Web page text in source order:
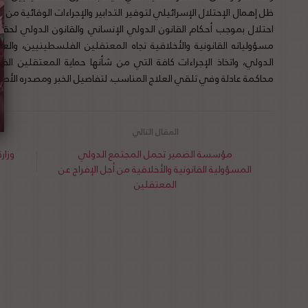
ظل إهمال الإحتلال الإسرائيلي لتوفير التدابير والإجراءات الوقائية
احتلال بموجب أحكام القانون الدولي الإنساني والقانون الدولي
مسؤولياته القانونية والأخلاقية تجاه المعتقلين الفلسطينيين،
الدولي، واتخاذ الإجراءات كافة التي من شأنها حماية
محاكمة عادلة وفي تلقي العلاج المناسب. لتفاصيل الخبر ومصدره
مؤسسة الضمير تحمل المجتمع الدولي
المسؤولية القانونية والأخلاقية من أجل الإفراج عن
المعتقلين